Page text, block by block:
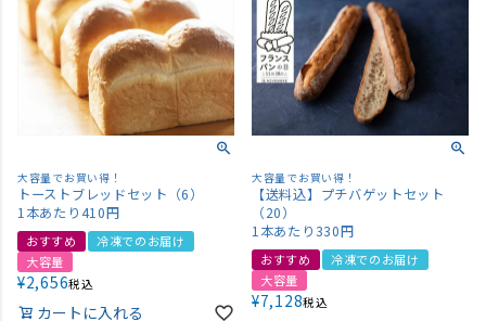
大容量でお買い得！
トーストブレッドセット（6）
1本あたり410円
おすすめ
冷凍でのお届け
大容量
¥2,656税込
カートに入れる
大容量でお買い得！
【送料込】プチバゲットセット
（20）
1本あたり330円
おすすめ
冷凍でのお届け
大容量
¥7,128税込